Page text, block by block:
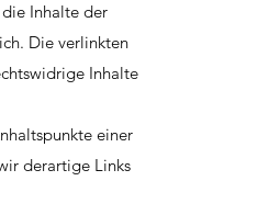
Inhalte der
Die verlinkten
Inhalte
einer
derartige Links